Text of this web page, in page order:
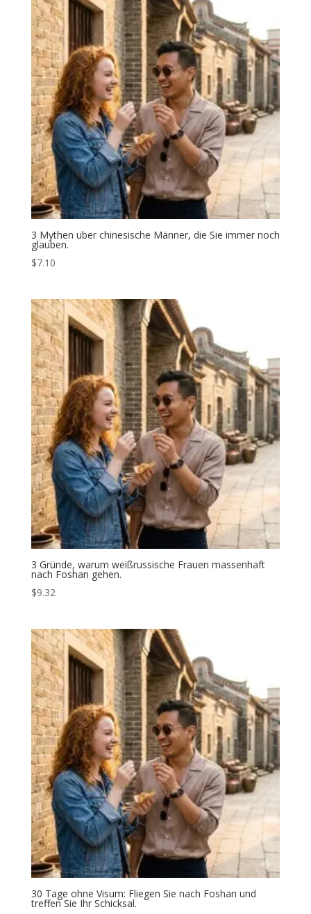
3 Mythen über chinesische Männer, die Sie immer noch
glauben.
$7.10
3 Gründe, warum weißrussische Frauen massenhaft
nach Foshan gehen.
$9.32
30 Tage ohne Visum: Fliegen Sie nach Foshan und
treffen Sie Ihr Schicksal.